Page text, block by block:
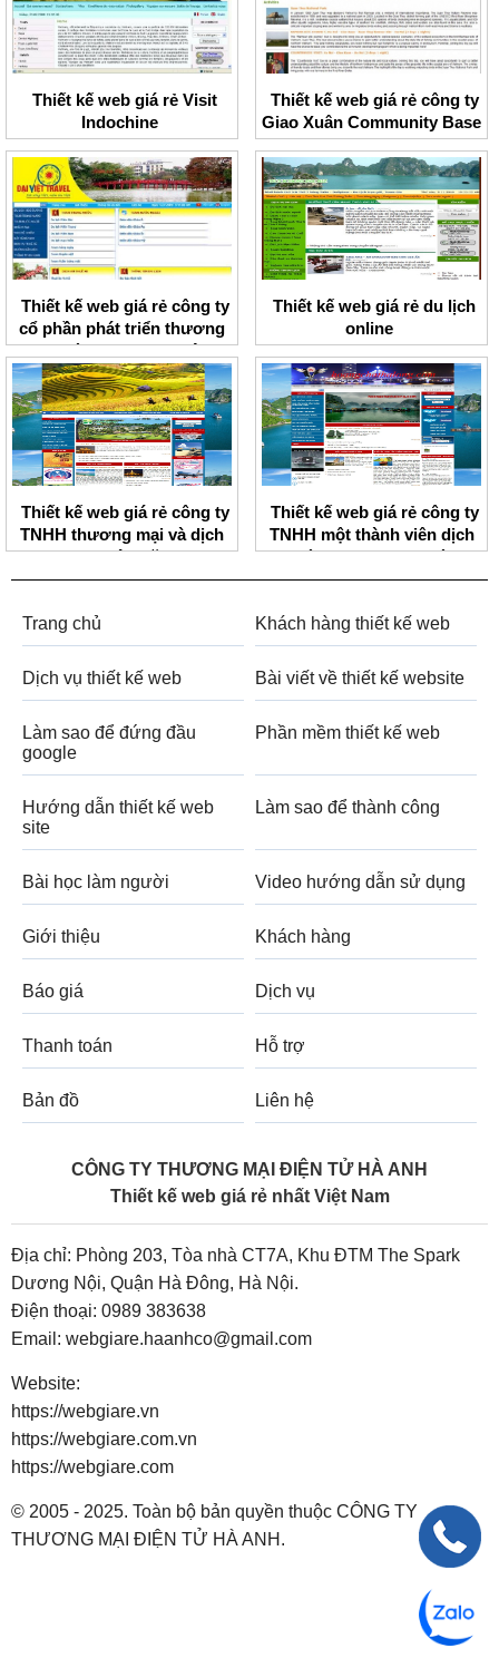
Thiết kế web giá rẻ Visit
Indochine
Thiết kế web giá rẻ công ty
Giao Xuân Community Base
Ecoturism Management
Board
Thiết kế web giá rẻ công ty
cổ phần phát triển thương
mại và du lịch Đại Việt
Thiết kế web giá rẻ du lịch
online
Thiết kế web giá rẻ công ty
TNHH thương mại và dịch
vụ Nhân Văn
Thiết kế web giá rẻ công ty
TNHH một thành viên dịch
vụ và thương mại Hoàng
Chất
Trang chủ Khách hàng thiết kế web
Dịch vụ thiết kế web Bài viết về thiết kế website
Làm sao để đứng đầu
google
Phần mềm thiết kế web
Hướng dẫn thiết kế web
site
Làm sao để thành công
Bài học làm người Video hướng dẫn sử dụng
Giới thiệu Khách hàng
Báo giá Dịch vụ
Thanh toán Hỗ trợ
Bản đồ Liên hệ
CÔNG TY THƯƠNG MẠI ĐIỆN TỬ HÀ ANH
Thiết kế web giá rẻ nhất Việt Nam
Địa chỉ: Phòng 203, Tòa nhà CT7A, Khu ĐTM The Spark
Dương Nội, Quận Hà Đông, Hà Nội.
Điện thoại: 0989 383638
Email: webgiare.haanhco@gmail.com
Website:
https://webgiare.vn
https://webgiare.com.vn
https://webgiare.com
© 2005 - 2025. Toàn bộ bản quyền thuộc CÔNG TY
THƯƠNG MẠI ĐIỆN TỬ HÀ ANH.